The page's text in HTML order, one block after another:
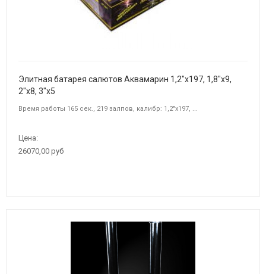
Элитная батарея салютов Аквамарин 1,2"х197, 1,8"х9,
2"х8, 3"х5
Время работы 165 сек., 219 залпов, калибр: 1,2"х197, ...
Цена:
26070,00 руб